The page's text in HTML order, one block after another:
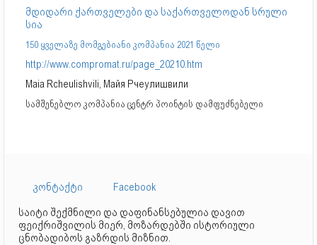
მდიდარი ქართველები და საქართველოდან სრული
სია
150 ყველაზე მომგებიანი კომპანია 2021 წელი
http://www.compromat.ru/page_20210.htm
Maia Rcheulishvili, Майя Рчеулишвили
სამშენებლო კომპანია ცენტრ პოინტის დამფუძნებელი
კონტაქტი
Facebook
საიტი შექმნილი და დაფინანსებულია დავით
ფეიქრიშვილის მიერ, მოზარდებში ისტორიული
ცნობადიბოს გაზრდის მიზნით.